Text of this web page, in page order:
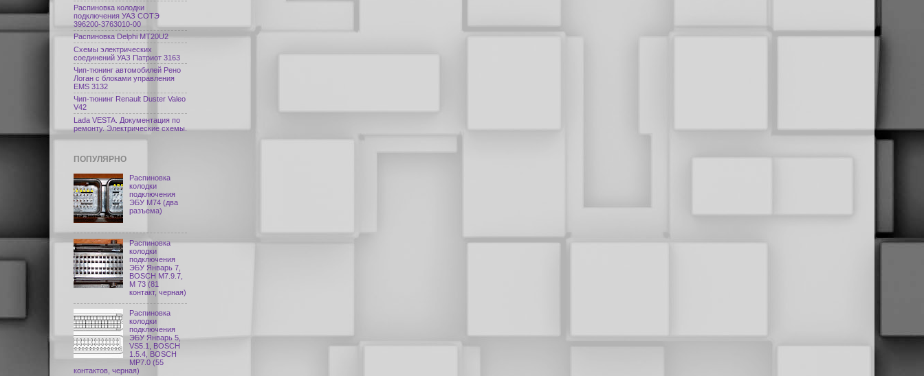
Распиновка колодки
подключения УАЗ СОТЭ
396200-3763010-00
Распиновка Delphi МТ20U2
Схемы электрических
соединений УАЗ Патриот 3163
Чип-тюнинг автомобилей Рено
Логан с блоками управления
EMS 3132
Чип-тюнинг Renault Duster Valeo
V42
Lada VESTA. Документация по
ремонту. Электрические схемы.
ПОПУЛЯРНО
Распиновка
колодки
подключения
ЭБУ M74 (два
разъема)
Распиновка
колодки
подключения
ЭБУ Январь 7,
BOSCH M7.9.7,
М 73 (81
контакт, черная)
Распиновка
колодки
подключения
ЭБУ Январь 5,
VS5.1, BOSCH
1.5.4, BOSCH
MP7.0 (55
контактов, черная)